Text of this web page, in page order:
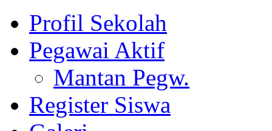
Profil Sekolah
Pegawai Aktif
Mantan Pegw.
Register Siswa